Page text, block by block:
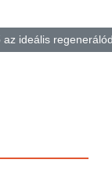
az ideális